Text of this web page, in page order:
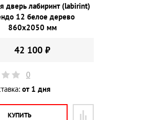
дверь лабиринт (labirint)
12 белое дерево
860х2050 мм
42 100 ₽
0
от 1 дня
КУПИТЬ